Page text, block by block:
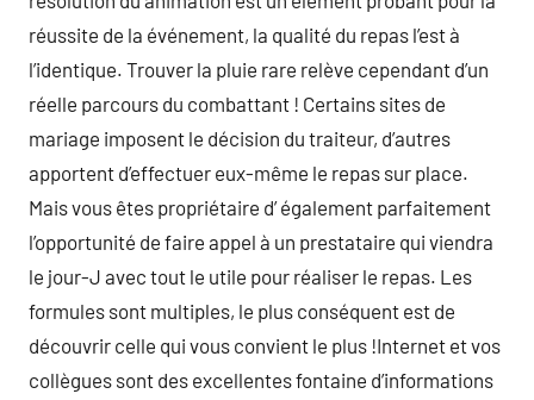
réussite de la événement, la qualité du repas l’est à
l’identique. Trouver la pluie rare relève cependant d’un
réelle parcours du combattant ! Certains sites de
mariage imposent le décision du traiteur, d’autres
apportent d’effectuer eux-même le repas sur place.
Mais vous êtes propriétaire d’ également parfaitement
l’opportunité de faire appel à un prestataire qui viendra
le jour-J avec tout le utile pour réaliser le repas. Les
formules sont multiples, le plus conséquent est de
découvrir celle qui vous convient le plus !Internet et vos
collègues sont des excellentes fontaine d’informations